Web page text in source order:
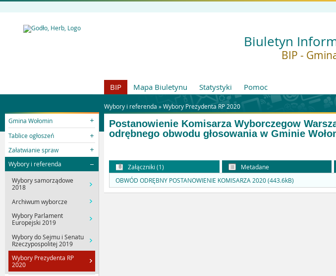
Biuletyn
BIP -
BIP Mapa Biuletynu Statystyki Pomoc
Wybory i referenda »Wybory Prezydenta RP 2020
Gmina Wołomin
Tablice ogłoszeń
Załatwianie spraw
Wybory i referenda
Wybory samorządowe
2018
Archiwum wyborcze
Wybory Parlament
Europejski 2019
Wybory do Sejmu i Senatu
Rzeczypospolitej 2019
Wybory Prezydenta RP
2020
Postanowienie Komisarza Wyborczegow
odrębnego obwodu głosowania w Gminie
Załączniki (1) Metadane
OBWÓD ODRĘBNY POSTANOWIENIE KOMISARZA 2020 (443.6kB)